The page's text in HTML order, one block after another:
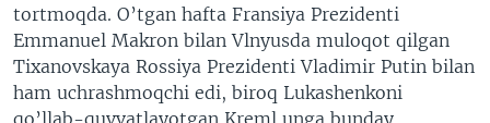
tortmoqda. O’tgan hafta Fransiya Prezidenti
Emmanuel Makron bilan Vlnyusda muloqot qilgan
Tixanovskaya Rossiya Prezidenti Vladimir Putin bilan
ham uchrashmoqchi edi, biroq Lukashenkoni
qo’llab-quvvatlayotgan Kreml unga bunday